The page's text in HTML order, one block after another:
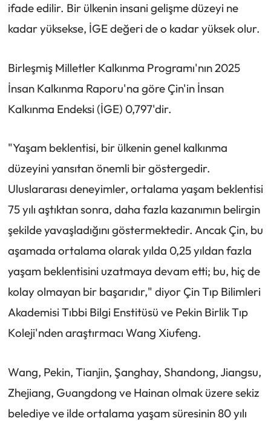
ifade edilir. Bir ülkenin insani gelişme düzeyi ne
kadar yüksekse, İGE değeri de o kadar yüksek olur.
Birleşmiş Milletler Kalkınma Programı'nın 2025
İnsan Kalkınma Raporu'na göre Çin'in İnsan
Kalkınma Endeksi (İGE) 0,797'dir.
"Yaşam beklentisi, bir ülkenin genel kalkınma
düzeyini yansıtan önemli bir göstergedir.
Uluslararası deneyimler, ortalama yaşam beklentisi
75 yılı aştıktan sonra, daha fazla kazanımın belirgin
şekilde yavaşladığını göstermektedir. Ancak Çin, bu
aşamada ortalama olarak yılda 0,25 yıldan fazla
yaşam beklentisini uzatmaya devam etti; bu, hiç de
kolay olmayan bir başarıdır," diyor Çin Tıp Bilimleri
Akademisi Tıbbi Bilgi Enstitüsü ve Pekin Birlik Tıp
Koleji'nden araştırmacı Wang Xiufeng.
Wang, Pekin, Tianjin, Şanghay, Shandong, Jiangsu,
Zhejiang, Guangdong ve Hainan olmak üzere sekiz
belediye ve ilde ortalama yaşam süresinin 80 yılı